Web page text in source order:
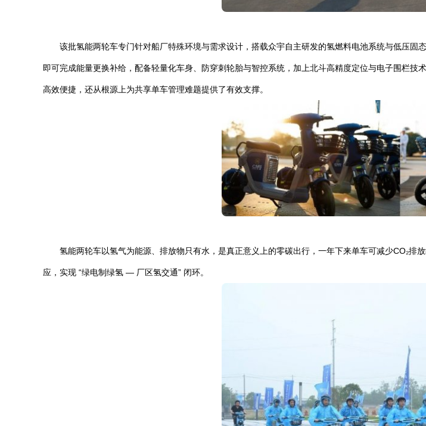
该批氢能两轮车专门针对船厂特殊环境与需求设计，搭载众宇自主研发的氢燃料电池系统与低压
即可完成能量更换补给，配备轻量化车身、防穿刺轮胎与智控系统，加上北斗高精度定位与电子围栏
高效便捷，还从根源上为共享单车管理难题提供了有效支撑。
氢能两轮车以氢气为能源、排放物只有水，是真正意义上的零碳出行，一年下来单车可减少‌CO₂
应，实现 “绿电制绿氢 — 厂区氢交通” 闭环。